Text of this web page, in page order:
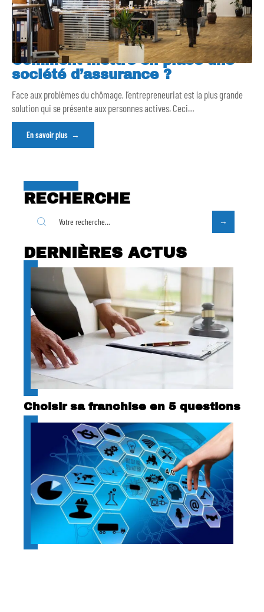
Comment mettre en place une
société d’assurance ?
Face aux problèmes du chômage, l’entrepreneuriat est la plus grande
solution qui se présente aux personnes actives. Ceci…
En savoir plus
RECHERCHE
DERNIÈRES ACTUS
Choisir sa franchise en 5 questions